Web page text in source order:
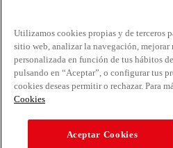
Utilizamos cookies propias y de terceros
sitio web, analizar la navegación,
personalizada en función de tus hábitos
pulsando en “Aceptar”, o configurar tus
cookies deseas permitir o rechazar. Para
Cookies
Aceptar Cookies